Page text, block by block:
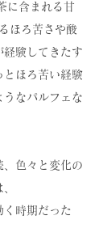
に含まれる甘
ほろ苦さや酸
経験してきたす
とほろ苦い経験
うなパルフェな
、色々と変化の
く時期だった